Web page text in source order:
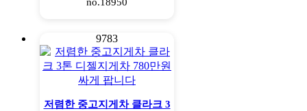
9783
저렴한 중고지게차 클라크 3